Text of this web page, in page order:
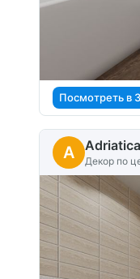
Посмотреть в
A Adriatica
Декор по